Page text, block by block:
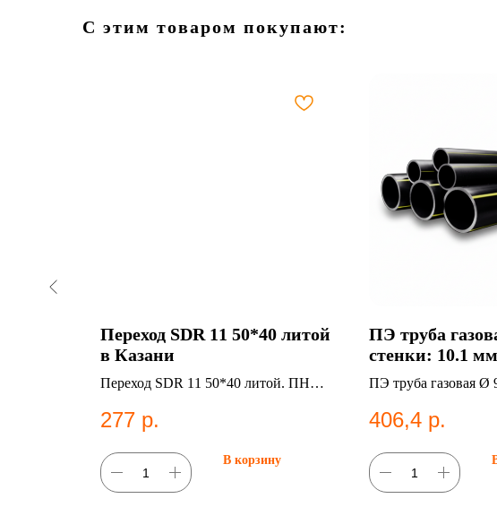
С этим товаром покупают:
Переход SDR 11 50*40 литой
в Казани
Переход SDR 11 50*40 литой. ПНД
277 р.
В корзину
ПЭ труба
стенки: 10.1
SDR 9 в Казани
ПЭ труба газовая Ø
Полиэтиленовые
406,4 р.